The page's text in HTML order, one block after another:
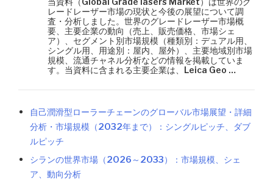
レードレーザー市場の現状と今後の展望について調
査・分析しました。世界のグレードレーザー市場概
要、主要企業の動向（売上、販売価格、市場シェ
ア）、セグメント別市場規模（種類別：デュアル用、
シングル用、用途別：屋内、屋外）、主要地域別市場
規模、流通チャネル分析などの情報を掲載していま
す。当資料に含まれる主要企業は、Leica Geo …
自己潤滑型ローラーチェーンのグローバル市場展望・詳細
分析・市場規模（2032年まで）：シングルピッチ、ダブ
ルピッチ
シランの世界市場（2026～2033）：市場規模、シェ
ア、動向分析